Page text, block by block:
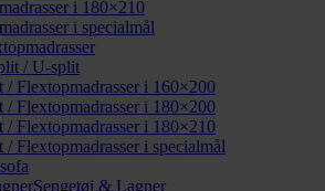
i 180×210
i specialmål
/ U-split
/ Flextopmadrasser i 160×200
/ Flextopmadrasser i 180×200
/ Flextopmadrasser i 180×210
/ Flextopmadrasser i specialmål
Sengetøj & Lagner